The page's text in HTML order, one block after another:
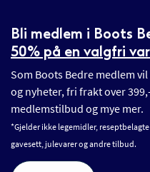
Bli medlem i Boots
50% på en valgfri
Som Boots Bedre medlem
og nyheter, fri frakt over
medlemstilbud og mye mer.
*Gjelder ikke legemidler,
gavesett, julevarer og andre tilbud.